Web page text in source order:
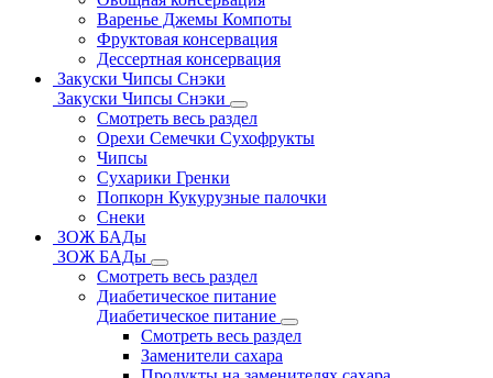
Варенье Джемы Компоты
Фруктовая консервация
Дессертная консервация
Закуски Чипсы Снэки
Закуски Чипсы Снэки
Смотреть весь раздел
Орехи Семечки Сухофрукты
Чипсы
Сухарики Гренки
Попкорн Кукурузные палочки
Снеки
ЗОЖ БАДы
ЗОЖ БАДы
Смотреть весь раздел
Диабетическое питание
Диабетическое питание
Смотреть весь раздел
Заменители сахара